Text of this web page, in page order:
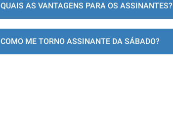
QUAIS AS VANTAGENS PARA OS ASSINANTES?
COMO ME TORNO ASSINANTE DA SÁBADO?